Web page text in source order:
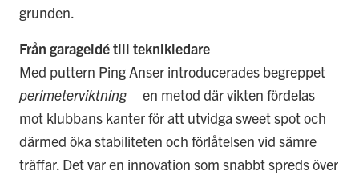
grunden.
Från garageidé till teknikledare
Med puttern Ping Anser introducerades begreppet
perimeterviktning– en metod där vikten fördelas
mot klubbans kanter för att utvidga sweet spot och
därmed öka stabiliteten och förlåtelsen vid sämre
träffar. Det var en innovation som snabbt spreds över